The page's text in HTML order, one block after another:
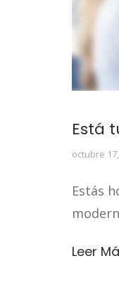
Está
octubre
Estás
Leer